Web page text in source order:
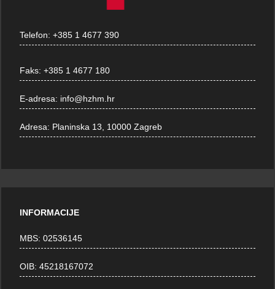
Telefon:+385 1 4677 390
Faks:+385 1 4677 180
E-adresa: info@hzhm.hr
Adresa: Planinska 13, 10000 Zagreb
INFORMACIJE
MBS: 02536145
OIB: 45218167072